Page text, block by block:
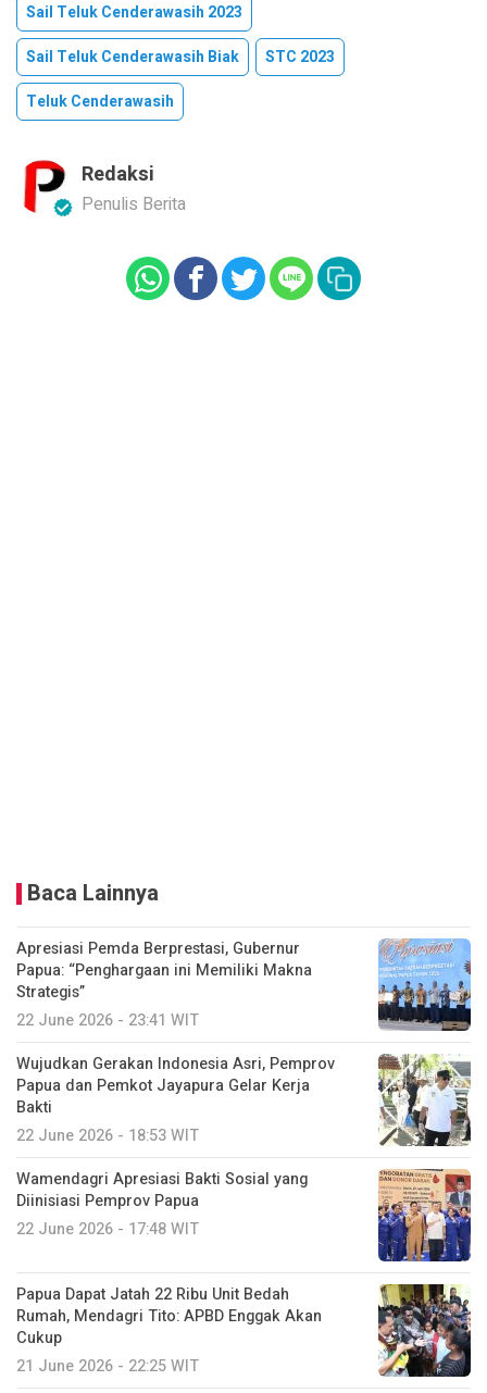
Sail Teluk Cenderawasih 2023
Sail Teluk Cenderawasih Biak
STC 2023
Teluk Cenderawasih
Redaksi
Penulis Berita
Baca Lainnya
Apresiasi Pemda Berprestasi, Gubernur
Papua: “Penghargaan ini Memiliki Makna
Strategis”
22 June 2026 - 23:41 WIT
Wujudkan Gerakan Indonesia Asri, Pemprov
Papua dan Pemkot Jayapura Gelar Kerja
Bakti
22 June 2026 - 18:53 WIT
Wamendagri Apresiasi Bakti Sosial yang
Diinisiasi Pemprov Papua
22 June 2026 - 17:48 WIT
Papua Dapat Jatah 22 Ribu Unit Bedah
Rumah, Mendagri Tito: APBD Enggak Akan
Cukup
21 June 2026 - 22:25 WIT